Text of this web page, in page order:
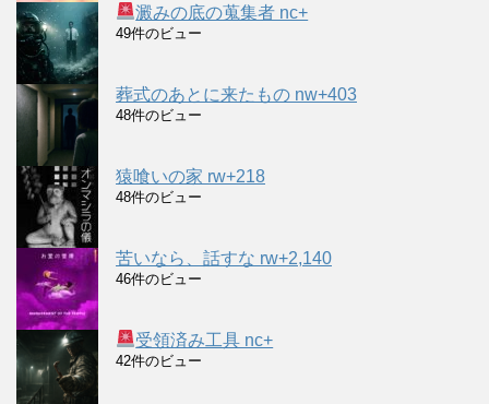
澱みの底の蒐集者 nc+
49件のビュー
葬式のあとに来たもの nw+403
48件のビュー
猿喰いの家 rw+218
48件のビュー
苦いなら、話すな rw+2,140
46件のビュー
受領済み工具 nc+
42件のビュー